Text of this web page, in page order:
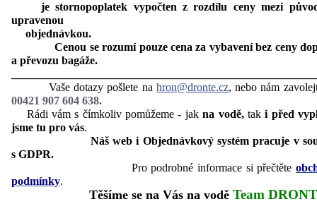
je stornopoplatek vypočten z rozdílu ceny mezi
upravenou
objednávkou.
Cenou se rozumí pouze cena za vybavení bez ceny
a převozu bagáže.
Vaše dotazy pošlete na hron@dronte.cz, nebo nám
00421 907 604 638.
Rádi vám s čímkoliv pomůžeme - jakna vodě,taki před
jsme tu pro vás.
Náš web i Objednávkový systém pracuje v
s GDPR.
Pro podrobné informace si přečtěte
podmínky.
Těšíme se na Vás na vodě Team